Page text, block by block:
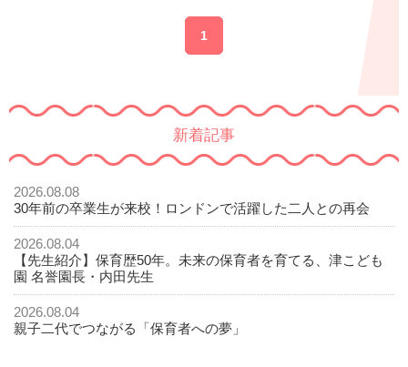
1
新着記事
2026.08.08
30年前の卒業生が来校！ロンドンで活躍した二人との再会
2026.08.04
【先生紹介】保育歴50年。未来の保育者を育てる、津こども
園 名誉園長・内田先生
2026.08.04
親子二代でつながる「保育者への夢」